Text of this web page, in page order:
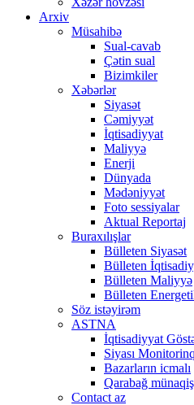
Arxiv
Müsahibə
Sual-cavab
Çətin sual
Bizimkiler
Xəbərlər
Siyasət
Cəmiyyət
İqtisadiyyat
Maliyyə
Enerji
Dünyada
Mədəniyyət
Foto sessiyalar
Aktual Reportaj
Buraxılışlar
Bülleten Siyasət
Bülleten
Bülleten Maliyyə
Bülleten
Söz istəyirəm
ASTNA
İqtisadiyyat
Siyası Monitorinq
Bazarların icmalı
Qarabağ
Contact az